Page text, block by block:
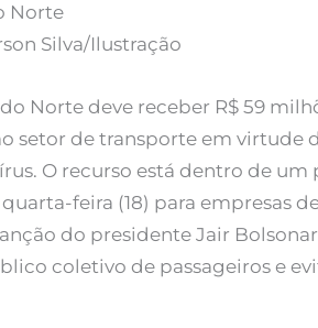
Norte
Silva/Ilustração
Norte deve receber R$ 59
setor de transporte em virtude
O recurso está dentro de
feira (18) para empresas
do presidente Jair
coletivo de passageiros e